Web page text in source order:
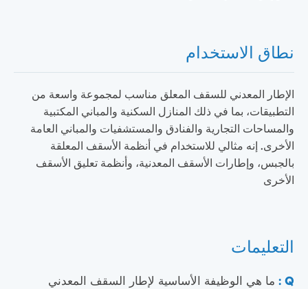
نطاق الاستخدام
الإطار المعدني للسقف المعلق مناسب لمجموعة واسعة من
التطبيقات، بما في ذلك المنازل السكنية والمباني المكتبية
والمساحات التجارية والفنادق والمستشفيات والمباني العامة
الأخرى. إنه مثالي للاستخدام في أنظمة الأسقف المعلقة
بالجبس، وإطارات الأسقف المعدنية، وأنظمة تعليق الأسقف
الأخرى
التعليمات
Q :
ما هي الوظيفة الأساسية لإطار السقف المعدني